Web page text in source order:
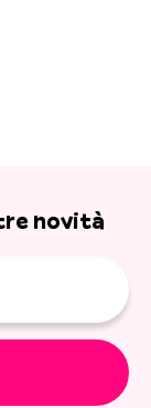
novità